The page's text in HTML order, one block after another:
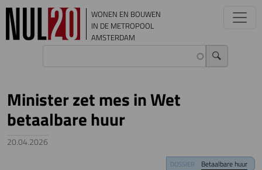
Overslaan en naar de inhoud gaan
WONEN EN BOUWEN
IN DE METROPOOL
AMSTERDAM
Minister zet mes in Wet
betaalbare huur
20.04.2026
DOSSIER Betaalbare huur